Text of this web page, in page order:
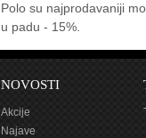
Polo su najprodavaniji
u padu - 15%.
NOVOSTI
Akcije
Najave